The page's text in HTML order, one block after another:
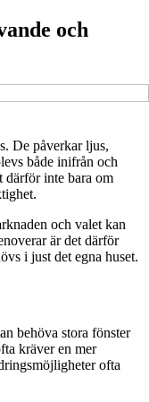
och
De påverkar ljus,
både inifrån och
därför inte bara om
och valet kan
är det därför
i just det egna huset.
behöva stora fönster
kräver en mer
ofta